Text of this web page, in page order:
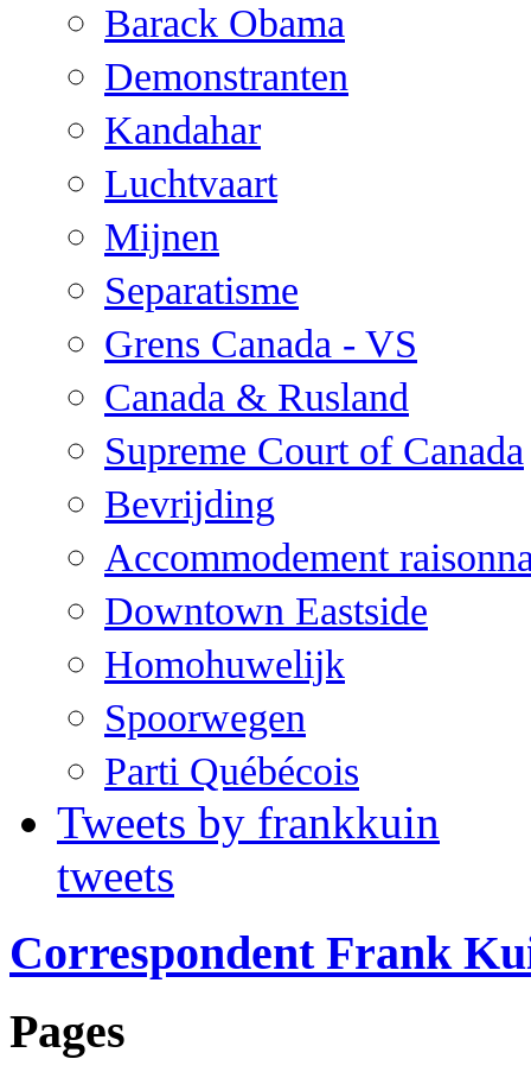
Barack Obama
Demonstranten
Kandahar
Luchtvaart
Mijnen
Separatisme
Grens Canada - VS
Canada & Rusland
Supreme Court of Canada
Bevrijding
Accommodement
Downtown Eastside
Homohuwelijk
Spoorwegen
Parti Québécois
Tweets by frankkuin
tweets
Correspondent Frank
Pages